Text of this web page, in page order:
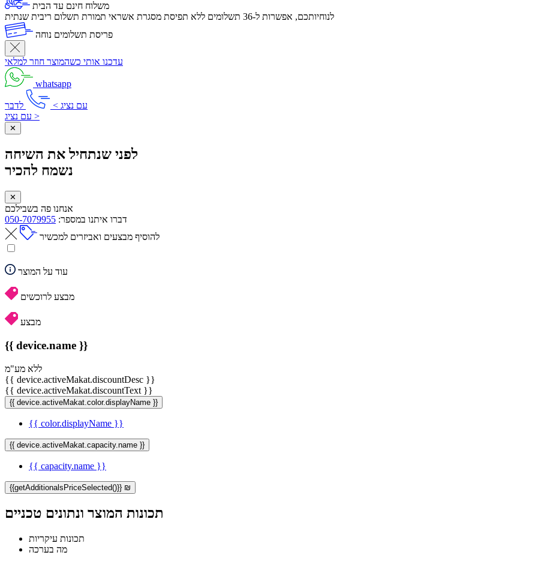
משלוח חינם עד הבית
לנוחיותכם, אפשרות ל-36 תשלומים ללא תפיסת מסגרת אשראי תמורת תשלום ריבית שנתית
פריסת תשלומים נוחה
עדכנו אותי כשהמוצר חוזר למלאי
whatsapp
עם נציג >
לדבר
עם נציג >
✕
לפני שנתחיל את השיחה
נשמח להכיר
✕
אנחנו פה בשבילכם
דברו איתנו במספר: 050-7079955
להוסיף מבצעים ואביזרים למכשיר
עוד על המוצר
מבצע לרוכשים
מבצע
{{ device.name }}
ללא מע"מ
{{ device.activeMakat.discountDesc }}
{{ device.activeMakat.discountText }}
{{ device.activeMakat.color.displayName }}
{{ color.displayName }}
{{ device.activeMakat.capacity.name }}
{{ capacity.name }}
{{getAdditionalsPriceSelected()}} ₪
תכונות המוצר ונתונים טכניים
תכונות עיקריות
מה בערכה